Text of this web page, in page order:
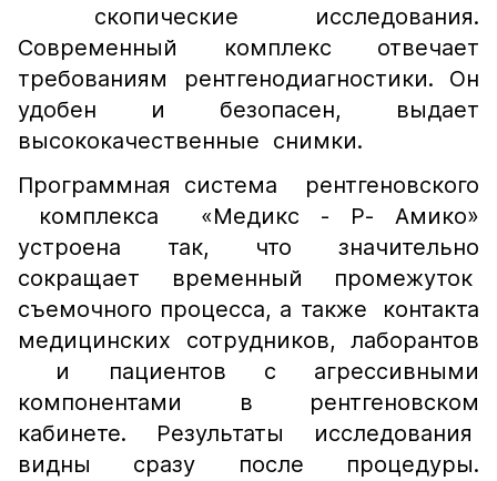
скопические исследования.
Современный комплекс отвечает
требованиям рентгенодиагностики. Он
удобен и безопасен, выдает
высококачественные снимки.
Программная система рентгеновского
комплекса «Медикс - Р- Амико»
устроена так, что значительно
сокращает временный промежуток
съемочного процесса, а также контакта
медицинских сотрудников, лаборантов
и пациентов с агрессивными
компонентами в рентгеновском
кабинете. Результаты исследования
видны сразу после процедуры.